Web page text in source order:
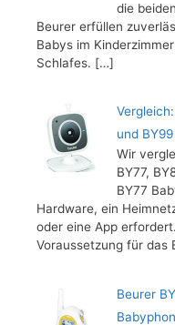
die
Beurer erfüllen
Babys im
Schlafes. […]
und BY99
Wir
BY77,
BY77
Hardware, ein
oder eine App
Voraussetzung für das
Beurer